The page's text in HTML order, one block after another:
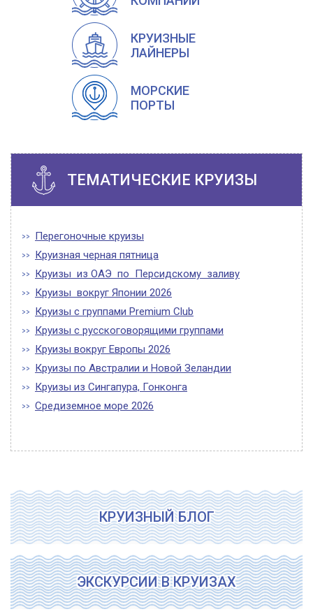
КРУИЗНЫЕ
ЛАЙНЕРЫ
МОРСКИЕ
ПОРТЫ
ТЕМАТИЧЕСКИЕ КРУИЗЫ
Перегоночные круизы
Круизная черная пятница
Круизы из ОАЭ по Персидскому заливу
Круизы вокруг Японии 2026
Круизы с группами Premium Club
Круизы с русскоговорящими группами
Круизы вокруг Европы 2026
Круизы по Австралии и Новой Зеландии
Круизы из Сингапура, Гонконга
Средиземное море 2026
КРУИЗНЫЙ БЛОГ
ЭКСКУРСИИ В КРУИЗАХ